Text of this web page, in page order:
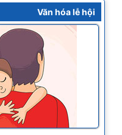
Văn hóa lễ hội